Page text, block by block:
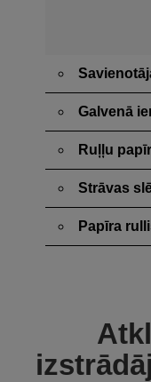
Galvenā
Ruļļu
Strāvas
Papīra